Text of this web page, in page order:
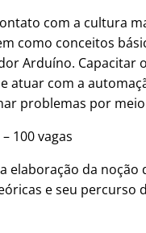
com a cultura
como conceitos
Arduíno. Capacitar
atuar com a
problemas por
100 vagas
da noção
e seu percurso